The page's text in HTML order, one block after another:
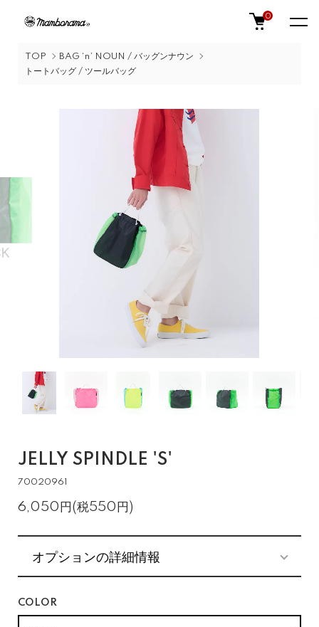
0
TOP
BAG ‘n’ NOUN / バッグンナウン
トートバッグ / ツールバッグ
JELLY SPINDLE 'S'
70020961
6,050円(税550円)
オプションの詳細情報
COLOR